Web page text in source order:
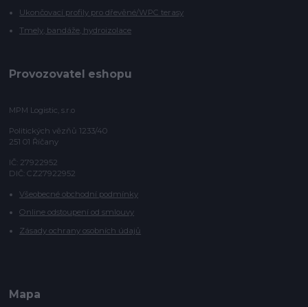
Ukončovací profily pro dřevěné/WPC terasy
Tmely, bandáže, hydroizolace
Provozovatel eshopu
MPM Logistic, s.r.o
Politických vězňů 1233/40
251 01 Říčany
IČ: 27922952
DIČ: CZ27922952
Všeobecné obchodní podmínky
Online odstoupení od smlouvy
Zásady ochrany osobních údajů
Mapa